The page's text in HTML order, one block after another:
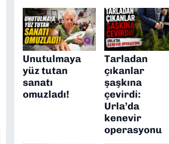
Unutulmaya
yüz tutan
sanatı
omuzladı!
Tarladan
çıkanlar
şaşkına
çevirdi:
Urla’da
kenevir
operasyonu